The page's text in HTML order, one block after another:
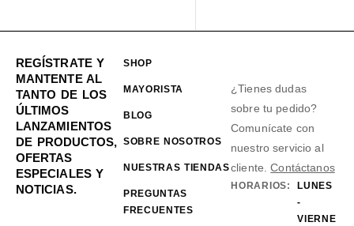
REGÍSTRATE Y
MANTENTE AL
TANTO DE LOS
ÚLTIMOS
LANZAMIENTOS
DE PRODUCTOS,
OFERTAS
ESPECIALES Y
NOTICIAS.
SHOP
MAYORISTA
BLOG
SOBRE NOSOTROS
NUESTRAS TIENDAS
PREGUNTAS
FRECUENTES
¿Tienes dudas
sobre tu pedido?
Comunícate con
nuestro servicio al
cliente.Contáctanos
HORARIOS:
LUNES
-
VIERNE